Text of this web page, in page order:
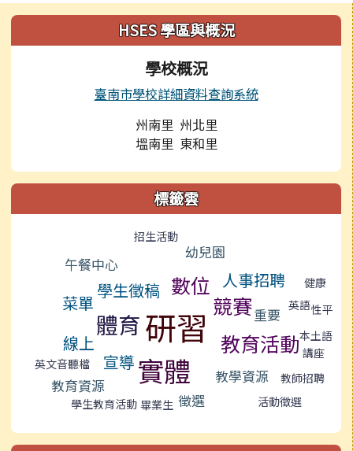
左邊區域內容HSES 學區與概況
學校概況
臺南市學校詳細資料查詢系統
州南里 州北里
塭南里 東和里
標籤雲
招生活動
午餐中心
幼兒園
學生徵稿 數位 人事招聘 健康
菜單
體育 研習 競賽重要
英語性平
線上 教育活動本土語
英文音聽檔
宣導 實體 講座
教育資源 教學資源
教師招聘
學生教育活動 畢業生 徵選 活動徵選